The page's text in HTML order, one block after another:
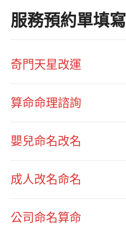
服務預約單填寫
奇門天星改運
算命命理諮詢
嬰兒命名改名
成人改名命名
公司命名算命